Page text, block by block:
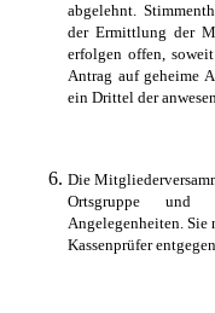
abgelehnt.
der Ermittlung der
erfolgen offen,
Antrag auf geheime
ein Drittel der
Die
Ortsgruppe und
Angelegenheiten. Sie
Kassenprüfer